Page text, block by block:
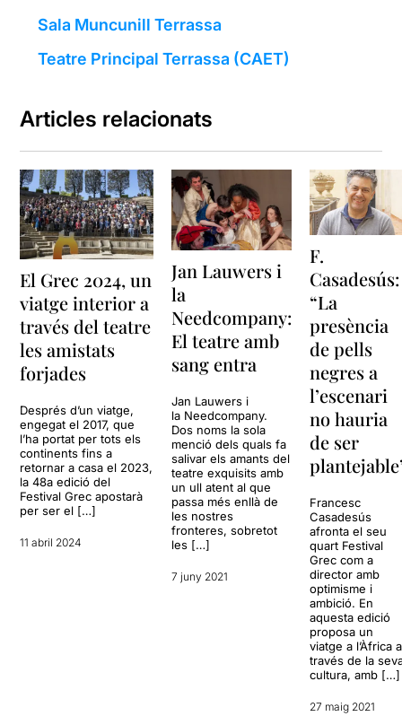
Sala Muncunill Terrassa
Teatre Principal Terrassa (CAET)
Articles relacionats
El Grec 2024, un
viatge interior a
través del teatre
les amistats
forjades
Després d’un viatge,
engegat el 2017, que
l’ha portat per tots els
continents fins a
retornar a casa el 2023,
la 48a edició del
Festival Grec apostarà
per ser el […]
11 abril 2024
Jan Lauwers i
la
Needcompany:
El teatre amb
sang entra
Jan Lauwers i
la Needcompany.
Dos noms la sola
menció dels quals fa
salivar els amants del
teatre exquisits amb
un ull atent al que
passa més enllà de
les nostres
fronteres, sobretot
les […]
7 juny 2021
F.
Casadesús:
“La
presència
de pells
negres a
l’escenari
no hauria
de ser
Francesc
Casadesús
afronta el seu
quart Festival
Grec com a
director amb
optimisme i
ambició. En
aquesta edició
proposa un
viatge a l’Àfrica a
través de la
cultura, amb […]
27 maig 2021